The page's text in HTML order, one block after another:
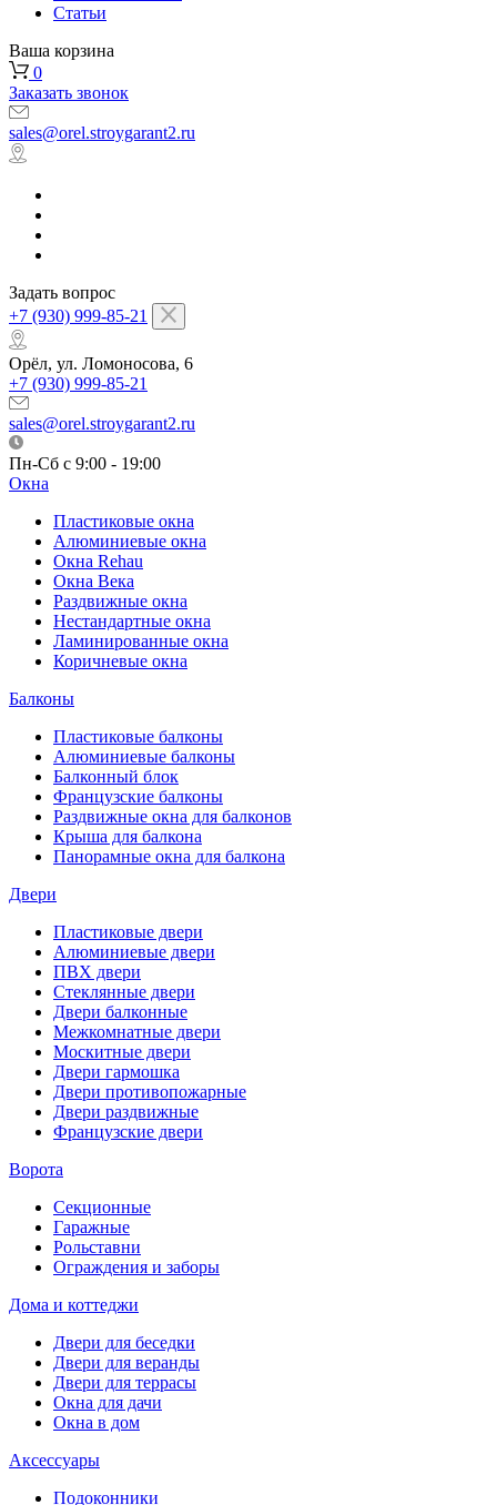
Статьи
Ваша корзина
0
Заказать звонок
sales@orel.stroygarant2.ru
Задать вопрос
+7 (930) 999-85-21
Орёл, ул. Ломоносова, 6
+7 (930) 999-85-21
sales@orel.stroygarant2.ru
Пн-Сб с 9:00 - 19:00
Окна
Пластиковые окна
Алюминиевые окна
Окна Rehau
Окна Века
Раздвижные окна
Нестандартные окна
Ламинированные окна
Коричневые окна
Балконы
Пластиковые балконы
Алюминиевые балконы
Балконный блок
Французские балконы
Раздвижные окна для балконов
Крыша для балкона
Панорамные окна для балкона
Двери
Пластиковые двери
Алюминиевые двери
ПВХ двери
Стеклянные двери
Двери балконные
Межкомнатные двери
Москитные двери
Двери гармошка
Двери противопожарные
Двери раздвижные
Французские двери
Ворота
Секционные
Гаражные
Рольставни
Ограждения и заборы
Дома и коттеджи
Двери для беседки
Двери для веранды
Двери для террасы
Окна для дачи
Окна в дом
Аксессуары
Подоконники